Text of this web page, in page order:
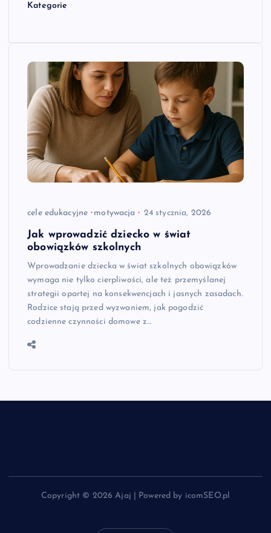
Kategorie
cele edukacyjne motywacja 24 stycznia, 2026
Jak wprowadzić dziecko w świat
obowiązków szkolnych
Wprowadzanie dziecka w świat szkolnych obowiązków
wymaga nie tylko cierpliwości, ale też przemyślanej
strategii opartej na konsekwencjach i jasnych zasadach.
Rodzice stają przed wyzwaniem, jak pogodzić
codzienne czynności domowe z…
Copyright © 2026 Ajaj | Powered by icomSEO.pl